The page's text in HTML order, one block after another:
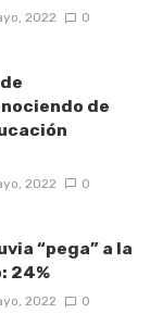
2022 0
de
2022 0
“pega” a la
24%
2022 0